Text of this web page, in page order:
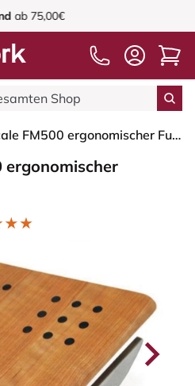
Fragen oder Beratung?
HumanScale FM500 ergonomischer Fußstütze Naturell
ergonomischer